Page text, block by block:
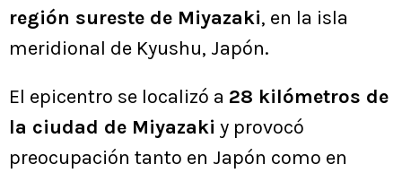
región sureste de Miyazaki, en la isla
meridional de Kyushu, Japón.
El epicentro se localizó a 28 kilómetros de
la ciudad de Miyazaki y provocó
preocupación tanto en Japón como en